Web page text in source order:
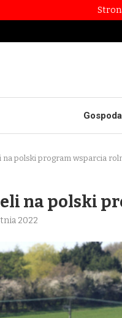
na polski program wsparcia
na polski
2022